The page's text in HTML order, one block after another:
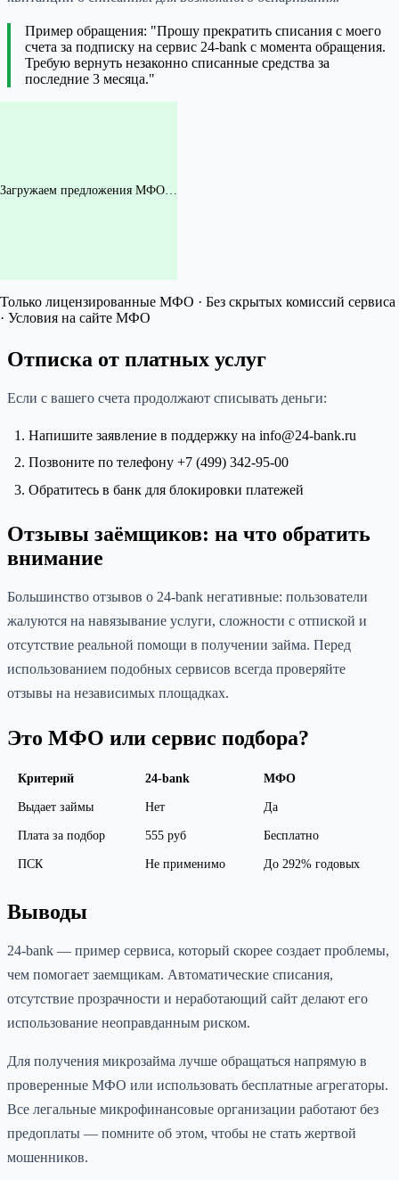
Пример обращения: "Прошу прекратить списания с моего
счета за подписку на сервис 24-bank с момента обращения.
Требую вернуть незаконно списанные средства за
последние 3 месяца."
Загружаем предложения МФО…
Только лицензированные МФО · Без скрытых комиссий сервиса
· Условия на сайте МФО
Отписка от платных услуг
Если с вашего счета продолжают списывать деньги:
Напишите заявление в поддержку на info@24-bank.ru
Позвоните по телефону +7 (499) 342-95-00
Обратитесь в банк для блокировки платежей
Отзывы заёмщиков: на что обратить
внимание
Большинство отзывов о 24-bank негативные: пользователи
жалуются на навязывание услуги, сложности с отпиской и
отсутствие реальной помощи в получении займа. Перед
использованием подобных сервисов всегда проверяйте
отзывы на независимых площадках.
Это МФО или сервис подбора?
Критерий 24-bank МФО
Выдает займы Нет Да
Плата за подбор 555 руб Бесплатно
ПСК Не применимо До 292% годовых
Выводы
24-bank — пример сервиса, который скорее создает проблемы,
чем помогает заемщикам. Автоматические списания,
отсутствие прозрачности и неработающий сайт делают его
использование неоправданным риском.
Для получения микрозайма лучше обращаться напрямую в
проверенные МФО или использовать бесплатные агрегаторы.
Все легальные микрофинансовые организации работают без
предоплаты — помните об этом, чтобы не стать жертвой
мошенников.